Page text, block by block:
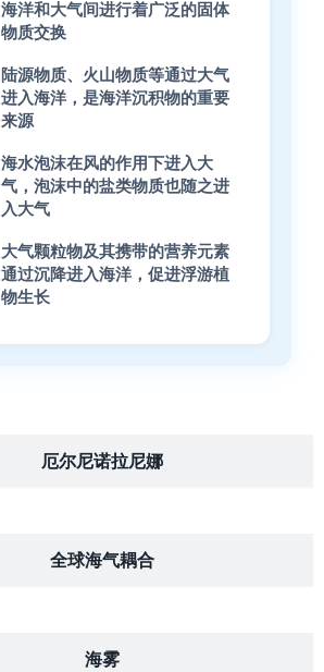
厄尔尼诺拉尼娜
全球海气耦合
海雾
海洋和大气间进行着广泛的固体
物质交换
陆源物质、火山物质等通过大气
进入海洋，是海洋沉积物的重要
来源
海水泡沫在风的作用下进入大
气，泡沫中的盐类物质也随之进
入大气
大气颗粒物及其携带的营养元素
通过沉降进入海洋，促进浮游植
物生长